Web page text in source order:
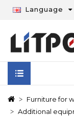
Language
Furniture for
Additional